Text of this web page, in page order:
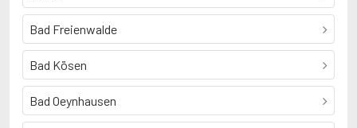
Bad Freienwalde
Bad Kösen
Bad Oeynhausen